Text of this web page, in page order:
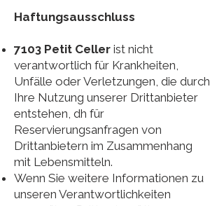
Haftungsausschluss
7103 Petit Celler ist nicht
verantwortlich für Krankheiten,
Unfälle oder Verletzungen, die durch
Ihre Nutzung unserer Drittanbieter
entstehen, dh für
Reservierungsanfragen von
Drittanbietern im Zusammenhang
mit Lebensmitteln.
Wenn Sie weitere Informationen zu
unseren Verantwortlichkeiten